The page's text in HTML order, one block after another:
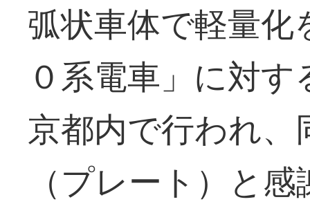
弧状車体で軽量化
０系電車」に対
京都内で行われ
（プレート）と